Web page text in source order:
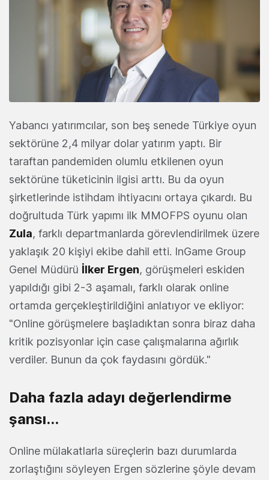
Yabancı yatırımcılar, son beş senede Türkiye oyun
sektörüne 2,4 milyar dolar yatırım yaptı. Bir
taraftan pandemiden olumlu etkilenen oyun
sektörüne tüketicinin ilgisi arttı. Bu da oyun
şirketlerinde istihdam ihtiyacını ortaya çıkardı. Bu
doğrultuda Türk yapımı ilk MMOFPS oyunu olan
Zula, farklı departmanlarda görevlendirilmek üzere
yaklaşık 20 kişiyi ekibe dahil etti. InGame Group
Genel Müdürü İlker Ergen, görüşmeleri eskiden
yapıldığı gibi 2-3 aşamalı, farklı olarak online
ortamda gerçekleştirildiğini anlatıyor ve ekliyor:
"Online görüşmelere başladıktan sonra biraz daha
kritik pozisyonlar için case çalışmalarına ağırlık
verdiler. Bunun da çok faydasını gördük."
Daha fazla adayı değerlendirme
şansı...
Online mülakatlarla süreçlerin bazı durumlarda
zorlaştığını söyleyen Ergen sözlerine şöyle devam